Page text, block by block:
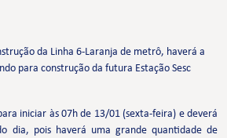
da Linha 6-Laranja de metrô, haverá a
para construção da futura Estação Sesc
iniciar às 07h de 13/01 (sexta-feira) e deverá
dia, pois haverá uma grande quantidade de